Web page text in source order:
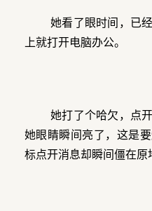
她看了眼时间，已
上就打开电脑办公。
她打了个哈欠，点
她眼睛瞬间亮了，这是
标点开消息却瞬间僵在原